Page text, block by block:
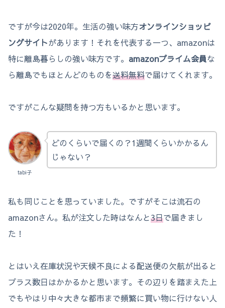
ですが今は2020年。生活の強い味方オンラインショッピ
ングサイトがあります！それを代表する一つ、amazonは
特に離島暮らしの強い味方です。 amazonプライム会員な
ら離島でもほとんどのものを送料無料で届けてくれます。
ですがこんな疑問を持つ方もいるかと思います。
tabi子
どのくらいで届くの？1週間くらいかかるん
じゃない？
私も同じことを思っていました。ですがそこは流石の
amazonさん。私が注文した時はなんと3日で届きまし
た！
とはいえ在庫状況や天候不良による配送便の欠航が出ると
プラス数日はかかるかと思います。その辺りを踏まえた上
でもやはり中々大きな都市まで頻繁に買い物に行けない人